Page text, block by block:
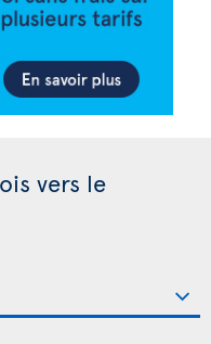
vers le